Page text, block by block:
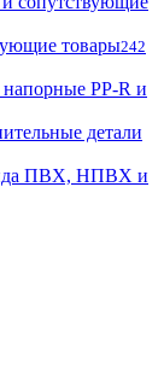
товары242
PP-R и
детали
ПВХ, НПВХ и